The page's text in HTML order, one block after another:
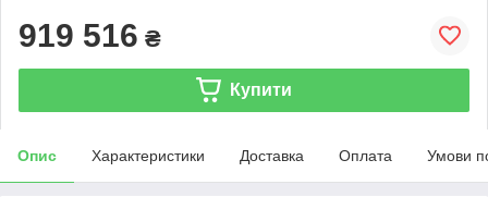
919 516 ₴
Купити
Опис Характеристики Доставка Оплата Умови